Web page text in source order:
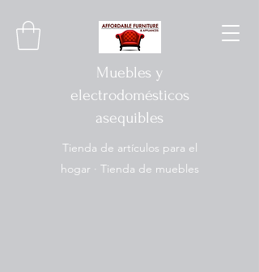
Muebles y
electrodomésticos
asequibles
Tienda de artículos para el
hogar · Tienda de muebles